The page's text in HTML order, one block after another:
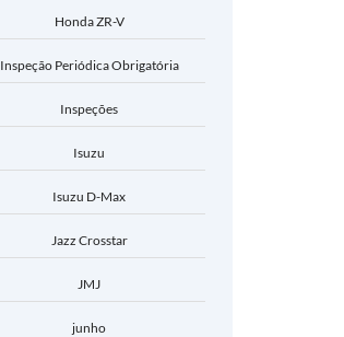
Honda ZR-V
Inspeção Periódica Obrigatória
Inspeções
Isuzu
Isuzu D-Max
Jazz Crosstar
JMJ
junho